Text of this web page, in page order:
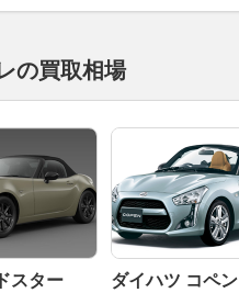
の買取相場
スター ダイハツ コペン